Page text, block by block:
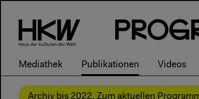
PRog
Mediathek Publikationen Videos
Archiv bis 2022. Zum aktuellen